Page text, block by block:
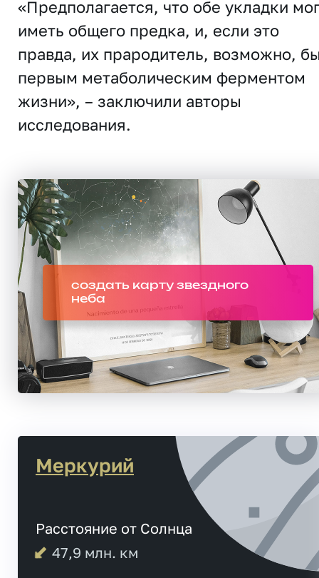
«Предполагается, что обе укладки
иметь общего предка, и, если это
правда, их прародитель, возможно,
первым метаболическим ферментом
жизни», – заключили авторы
исследования.
создать карту звездного
неба
Меркурий
Расстояние от Солнца
47,9 млн. км